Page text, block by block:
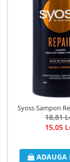
Odorizant
Odorizant Camera
Odorizant Camera
Rezerva Odorizant
Rezerva
Rezerva
Syoss Sampon
18,81
15,05
ADAUGA